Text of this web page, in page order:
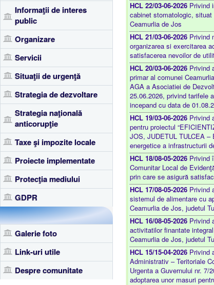
Informaţii de interes
public
Organizare
Servicii
Situaţii de urgenţă
Strategia de dezvoltare
Strategia naţională
anticorupţie
Taxe şi impozite locale
Proiecte implementate
Protecţia mediului
GDPR
Galerie foto
Link-uri utile
Despre comunitate
HCL 22/03-06-2026 Privind
cabinet stomatologic, situat
Ceamurlia de Jos
HCL 21/03-06-2026 Privind
organizarea si exercitarea
satisfacerea nevoilor de
HCL 20/03-06-2026 Privind
primar al comunei
AGA a Asociatiei de
25.06.2026, privind tarifele
incepand cu data de
HCL 19/03-06-2026 Privind
pentru proiectul
JOS, JUDETUL TULCEA –
energetice a infrastructurii
HCL 18/08-05-2026 Privind
Comunitar Local de
prin care se asigură
HCL 17/08-05-2026 Privind
sistemul de alimentare cu
Ceamurlia de Jos, judetul
HCL 16/08-05-2026 Privind
activitatilor finantate
Ceamurlia de Jos, judetul
HCL 15/15-04-2026 Privind
Administrativ – Teritoriale
Urgenta a Guvernului nr.
adoptarea unor masuri